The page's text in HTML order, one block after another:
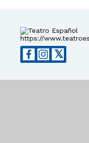
https://
𝕏